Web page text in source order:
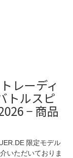
レーディ
トルスピ
− 商品
限定モデル
いただいておりま